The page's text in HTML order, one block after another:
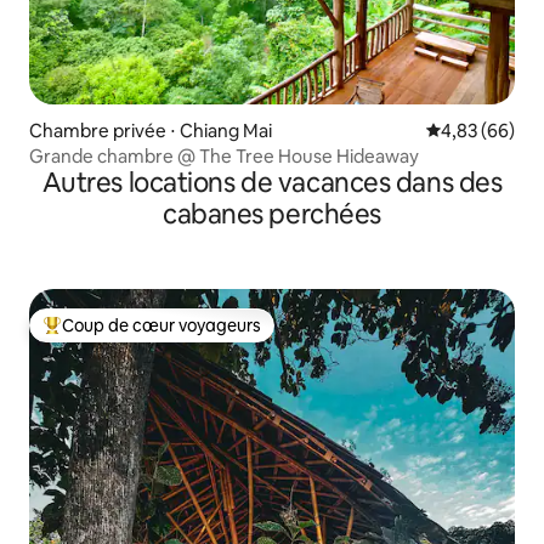
Chambre privée ⋅ Chiang Mai Évaluation
4,83 (66)
Grande chambre @ The Tree House Hideaway
Autres locations de vacances dans des
cabanes perchées
Coups de cœur voyageurs les plus appréciés
Coup de cœur voyageurs